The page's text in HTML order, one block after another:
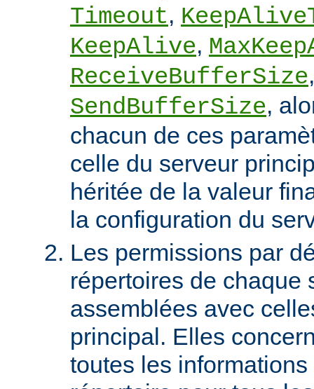
Timeout,
KeepAlive,
ReceiveBufferSize
SendBufferSize,
chacun de ces
celle du serveur
héritée de la valeur
la configuration du
Les permissions par
répertoires de chaque
assemblées avec
principal. Elles
toutes les